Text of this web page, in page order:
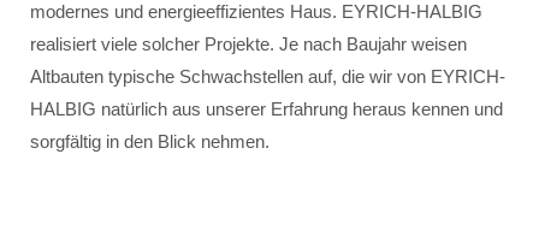
modernes und energieeffizientes Haus. EYRICH-HALBIG
realisiert viele solcher Projekte. Je nach Baujahr weisen
Altbauten typische Schwachstellen auf, die wir von EYRICH-
HALBIG natürlich aus unserer Erfahrung heraus kennen und
sorgfältig in den Blick nehmen.